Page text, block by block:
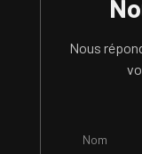
Nous